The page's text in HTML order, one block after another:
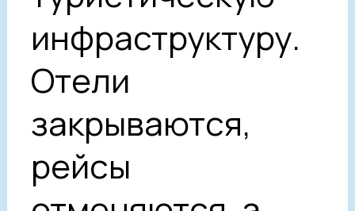
инфраструктуру.
Отели
закрываются,
рейсы